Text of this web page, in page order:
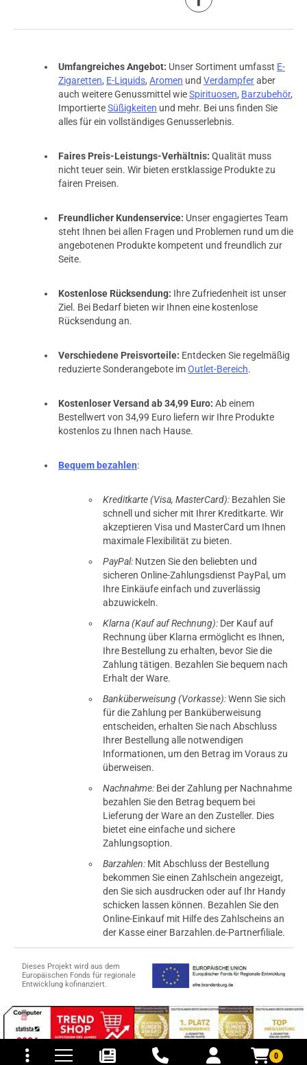
0
und Versandkosten
Umfangreiches Angebot: Unser Sortiment umfasst E-
Zigaretten, E-Liquids, Aromen und Verdampferaber
auch weitere Genussmittel wieSpirituosen, Barzubehör,
ImportierteSüßigkeiten und mehr. Bei uns finden Sie
alles für ein vollständiges Genusserlebnis.
Faires Preis-Leistungs-Verhältnis: Qualität muss
nicht teuer sein. Wir bieten erstklassige Produkte zu
fairen Preisen.
Freundlicher Kundenservice: Unser engagiertes Team
steht Ihnen bei allen Fragen und Problemen rund um die
angebotenen Produkte kompetent und freundlich zur
Seite.
Kostenlose Rücksendung: Ihre Zufriedenheit ist unser
Ziel. Bei Bedarf bieten wir Ihnen eine kostenlose
Rücksendung an.
Verschiedene Preisvorteile: Entdecken Sie regelmäßig
reduzierte Sonderangebote imOutlet-Bereich.
Kostenloser Versand ab 34,99 Euro: Ab einem
Bestellwert von 34,99 Euro liefern wir Ihre Produkte
kostenlos zu Ihnen nach Hause.
Bequem bezahlen:
Kreditkarte (Visa, MasterCard): Bezahlen Sie
schnell und sicher mit Ihrer Kreditkarte. Wir
akzeptieren Visa und MasterCard um Ihnen
maximale Flexibilität zu bieten.
PayPal: Nutzen Sie den beliebten und
sicheren Online-Zahlungsdienst PayPal, um
Ihre Einkäufe einfach und zuverlässig
abzuwickeln.
Klarna (Kauf auf Rechnung): Der Kauf auf
Rechnung über Klarna ermöglicht es Ihnen,
Ihre Bestellung zu erhalten, bevor Sie die
Zahlung tätigen. Bezahlen Sie bequem nach
Erhalt der Ware.
Banküberweisung (Vorkasse):Wenn Sie sich
für die Zahlung per Banküberweisung
entscheiden, erhalten Sie nach Abschluss
Ihrer Bestellung alle notwendigen
Informationen, um den Betrag im Voraus zu
überweisen.
Nachnahme: Bei der Zahlung per Nachnahme
bezahlen Sie den Betrag bequem bei
Lieferung der Ware an den Zusteller. Dies
bietet eine einfache und sichere
Zahlungsoption.
Barzahlen: Mit Abschluss der Bestellung
bekommen Sie einen Zahlschein angezeigt,
den Sie sich ausdrucken oder auf Ihr Handy
schicken lassen können. Bezahlen Sie den
Online-Einkauf mit Hilfe des Zahlscheins an
der Kasse einer Barzahlen.de-Partnerfiliale.
Dieses Projekt wird aus dem
Europäischen Fonds für regionale
Entwicklung kofinanziert.